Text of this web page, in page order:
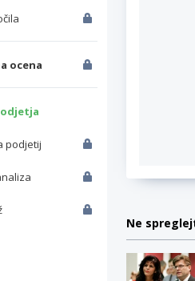
ocena
podjetij
Ne